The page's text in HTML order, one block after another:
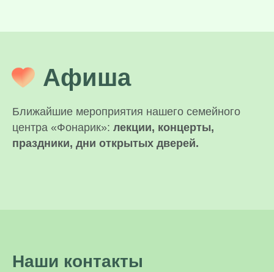
Афиша
Ближайшие мероприятия нашего семейного
центра «Фонарик»: лекции, концерты,
праздники, дни открытых дверей.
Наши контакты